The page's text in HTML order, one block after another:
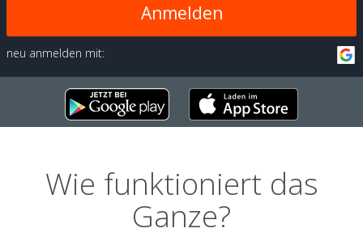
Anmelden
neu anmelden mit:
Wie funktioniert das
Ganze?